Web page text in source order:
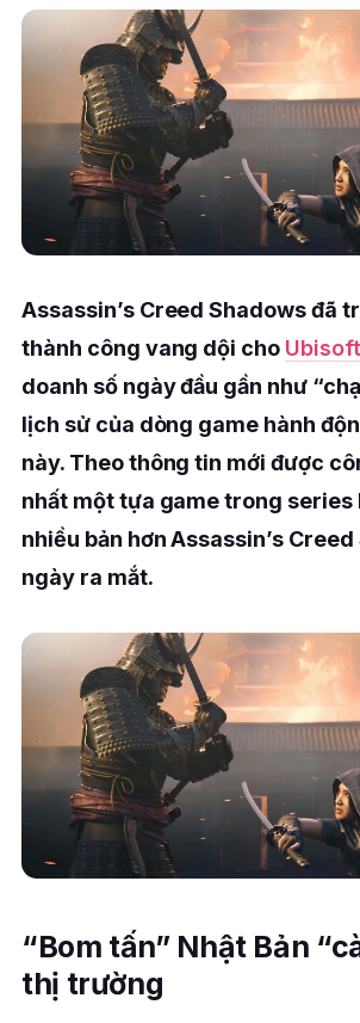
Assassin’s Creed Shadows đã
thành công vang dội cho Ubisoft
doanh số ngày đầu gần như
lịch sử của dòng game hành
này. Theo thông tin mới được
nhất một tựa game trong series
nhiều bản hơn Assassin’s
ngày ra mắt.
“Bom tấn” Nhật Bản
thị trường